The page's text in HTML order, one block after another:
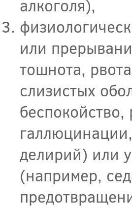
алкоголя),
или
тошнота,
слизистых
беспокойство,
делирий) или
(например,